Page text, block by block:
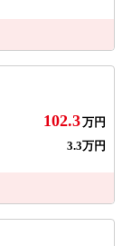
102.3万円
3.3万円